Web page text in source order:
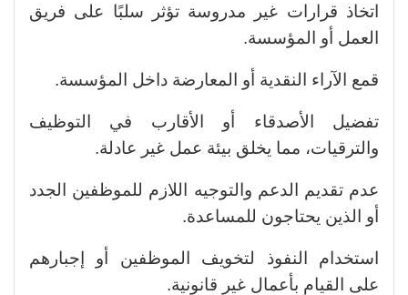
اتخاذ قرارات غير مدروسة تؤثر سلبًا على فريق
العمل أو المؤسسة.
قمع الآراء النقدية أو المعارضة داخل المؤسسة.
تفضيل الأصدقاء أو الأقارب في التوظيف
والترقيات، مما يخلق بيئة عمل غير عادلة.
عدم تقديم الدعم والتوجيه اللازم للموظفين الجدد
أو الذين يحتاجون للمساعدة.
استخدام النفوذ لتخويف الموظفين أو إجبارهم
على القيام بأعمال غير قانونية.